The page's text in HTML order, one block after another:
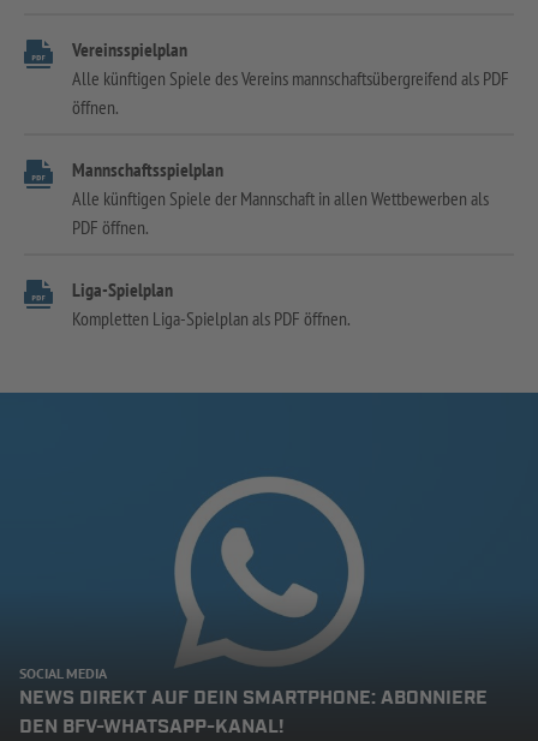
Vereinsspielplan
Alle künftigen Spiele des Vereins mannschaftsübergreifend als PDF
öffnen.
Mannschaftsspielplan
Alle künftigen Spiele der Mannschaft in allen Wettbewerben als
PDF öffnen.
Liga-Spielplan
Kompletten Liga-Spielplan als PDF öffnen.
SOCIAL MEDIA
NEWS DIREKT AUF DEIN SMARTPHONE: ABONNIERE
DEN BFV-WHATSAPP-KANAL!